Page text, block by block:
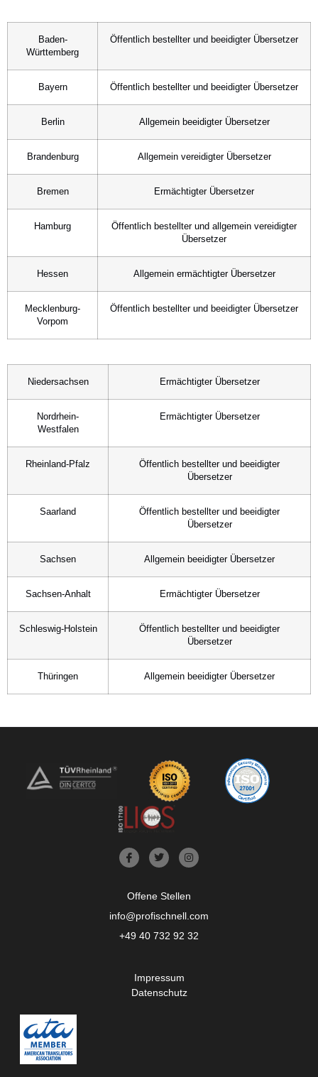
Baden-
Württemberg
Öffentlich bestellter und beeidigter Übersetzer
Bayern Öffentlich bestellter und beeidigter Übersetzer
Berlin Allgemein beeidigter Übersetzer
Brandenburg Allgemein vereidigter Übersetzer
Bremen Ermächtigter Übersetzer
Hamburg
Öffentlich bestellter und allgemein vereidigter
Übersetzer
Hessen Allgemein ermächtigter Übersetzer
Mecklenburg-
Vorpom
Öffentlich bestellter und beeidigter Übersetzer
Niedersachsen Ermächtigter Übersetzer
Nordrhein-
Westfalen
Ermächtigter Übersetzer
Rheinland-Pfalz
Öffentlich bestellter und beeidigter
Übersetzer
Saarland
Öffentlich bestellter und beeidigter
Übersetzer
Sachsen Allgemein beeidigter Übersetzer
Sachsen-Anhalt Ermächtigter Übersetzer
Schleswig-Holstein
Öffentlich bestellter und beeidigter
Übersetzer
Thüringen Allgemein beeidigter Übersetzer
Offene Stellen
info@profischnell.com
+49 40 732 92 32
Impressum
Datenschutz